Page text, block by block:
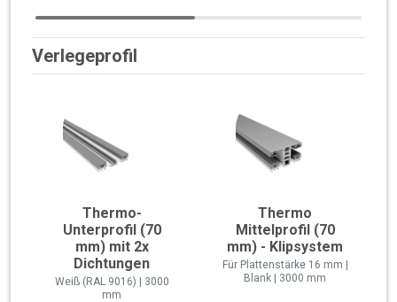
Verlegeprofil
Thermo-
Unterprofil (70
mm) mit 2x
Dichtungen
Weiß (RAL 9016) | 3000
mm
Thermo
Mittelprofil (70
mm) - Klipsystem
Für Plattenstärke 16 mm |
Blank | 3000 mm